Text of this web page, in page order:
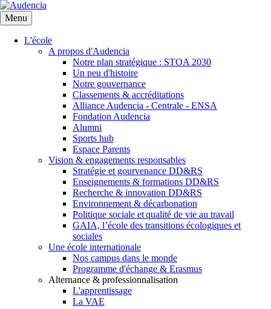
Aller
au
contenu
principal
Menu
L'école
A propos d'Audencia
Notre plan stratégique : STOA 2030
Un peu d'histoire
Notre gouvernance
Classements & accréditations
Alliance Audencia - Centrale - ENSA
Fondation Audencia
Alumni
Sports hub
Espace Parents
Vision & engagements responsables
Stratégie et gourvenance DD&RS
Enseignements & formations DD&RS
Recherche & innovation DD&RS
Environnement & décarbonation
Politique sociale et qualité de vie au travail
GAIA, l’école des transitions écologiques et
sociales
Une école internationale
Nos campus dans le monde
Programme d'échange & Erasmus
Alternance & professionnalisation
L'apprentissage
La VAE